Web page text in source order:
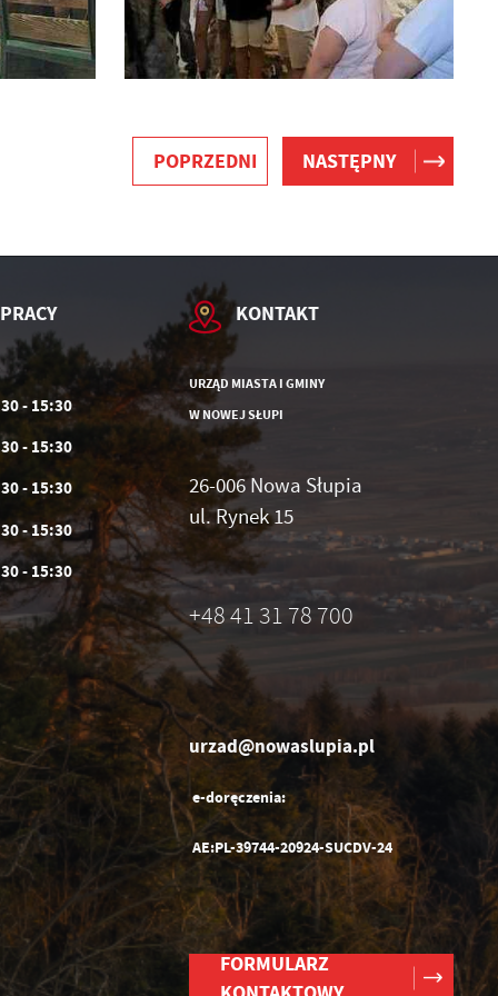
POPRZEDNI NASTĘPNY
- 15:30
- 15:30
- 15:30
- 15:30
- 15:30
KONTAKT
URZĄD MIASTA I GMINY
W NOWEJ SŁUPI
26-006 Nowa Słupia
ul. Rynek 15
+48 41 31 78 700
urzad@nowaslupia.pl
e-doręczenia:
AE:PL-39744-20924-SUCDV-24
FORMULARZ